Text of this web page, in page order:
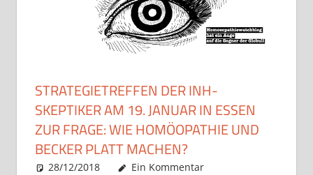
STRATEGIETREFFEN DER INH-
SKEPTIKER AM 19. JANUAR IN ESSEN
ZUR FRAGE: WIE HOMÖOPATHIE UND
BECKER PLATT MACHEN?
28/12/2018 Christian J. Becker
Uncategorized
Ein Kommentar